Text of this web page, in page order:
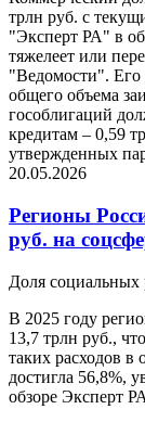
трлн руб. с
"Эксперт РА" в
тяжелеет или
"Ведомости". Его
общего объема
гособлигаций
кредитам – 0,59
утвержденных
20.05.2026
Регионы
руб. на
Доля социальных
В 2025 году
13,7 трлн руб.,
таких расходов в
достигла 56,8%,
обзоре Эксперт